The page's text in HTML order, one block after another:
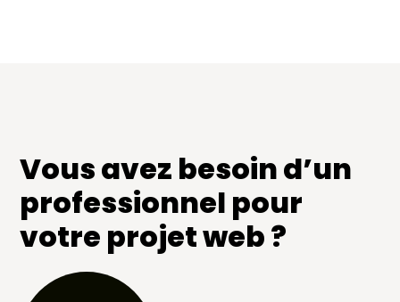
Vous avez besoin d’un
professionnel pour
votre projet web ?